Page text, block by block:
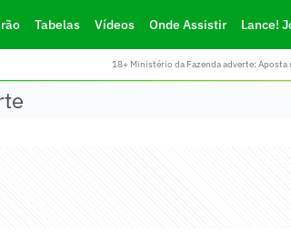
Tabelas Vídeos Onde Assistir Lance!
18+ Ministério da Fazenda adverte: